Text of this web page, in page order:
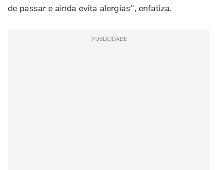
de passar e ainda evita alergias", enfatiza.
PUBLICIDADE